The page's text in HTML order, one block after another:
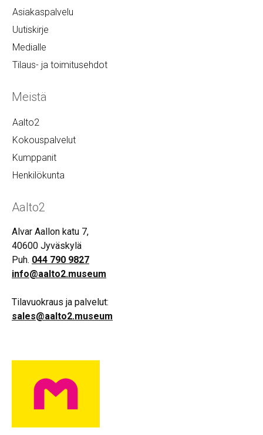
Asiakaspalvelu
Uutiskirje
Medialle
Tilaus- ja toimitusehdot
Meistä
Aalto2
Kokouspalvelut
Kumppanit
Henkilökunta
Aalto2
Alvar Aallon katu 7,
40600 Jyväskylä
Puh. 044 790 9827
info@aalto2.museum
Tilavuokraus ja palvelut:
sales@aalto2.museum